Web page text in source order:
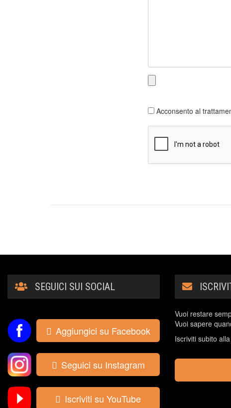
Acconsento al
SEGUICI SUI SOCIAL
Aggiungici su Facebook
Seguici su Instagram
Iscriviti su YouTube
Vuoi restare
Vuoi sapere
Iscriviti subito